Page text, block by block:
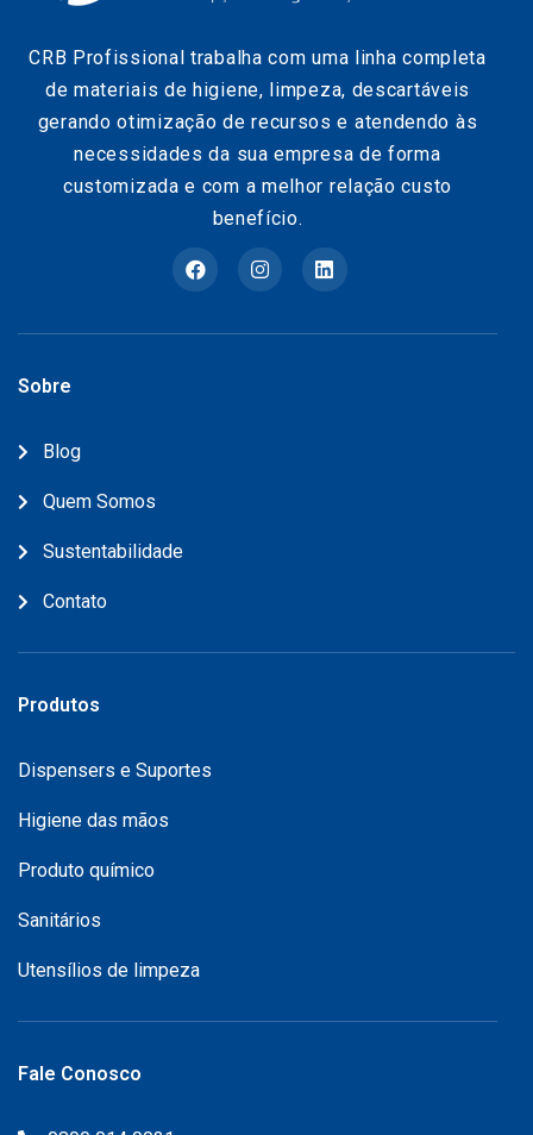
CRB Profissional trabalha com uma linha completa
de materiais de higiene, limpeza, descartáveis
gerando otimização de recursos e atendendo às
necessidades da sua empresa de forma
customizada e com a melhor relação custo
benefício.
Sobre
Blog
Quem Somos
Sustentabilidade
Contato
Produtos
Dispensers e Suportes
Higiene das mãos
Produto químico
Sanitários
Utensílios de limpeza
Fale Conosco